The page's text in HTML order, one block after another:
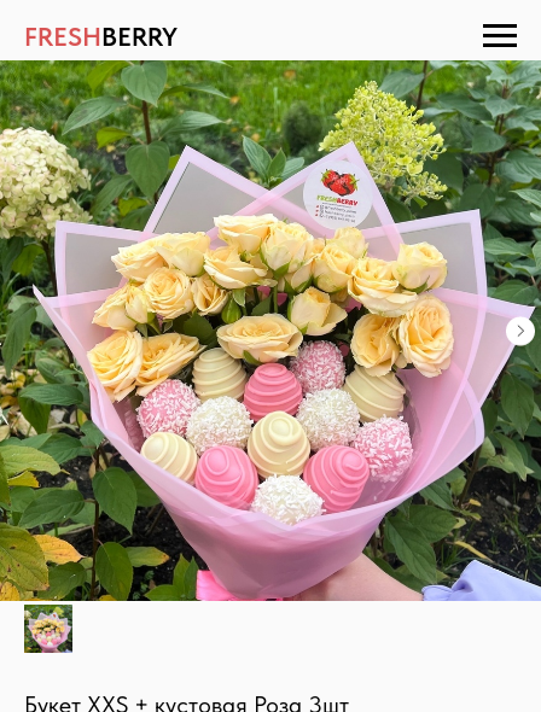
FRESHBERRY
Букет XXS + кустовая Роза 3шт